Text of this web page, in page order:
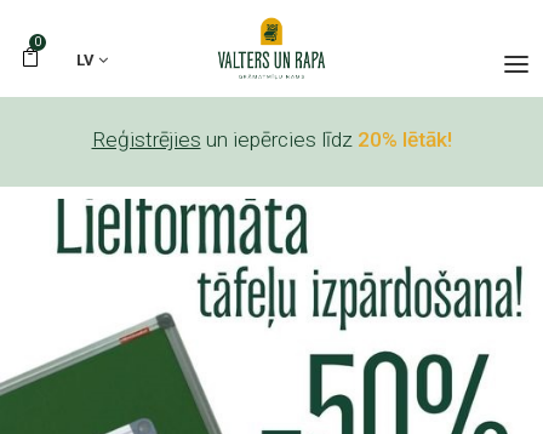
0
LV
Reģistrējies un iepērcies līdz 20% lētāk!